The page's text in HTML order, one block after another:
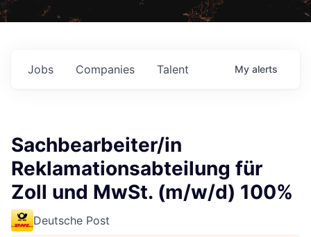
Jobs Companies Talent My alerts
Sachbearbeiter/in
Reklamationsabteilung für
Zoll und MwSt. (m/w/d) 100%
Deutsche Post